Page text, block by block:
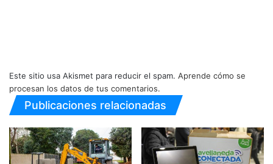
Este sitio usa Akismet para reducir el spam. Aprende cómo se
procesan los datos de tus comentarios.
Publicaciones relacionadas